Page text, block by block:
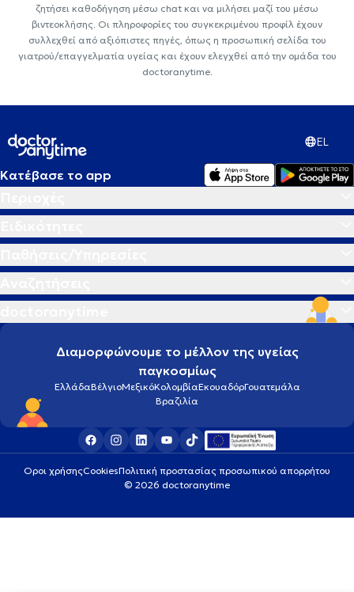
ζητήσει καθοδήγηση μέσω chat και να μιλήσει μαζί του μέσω
βιντεοκλήσης. Οι πληροφορίες του συγκεκριμένου προφίλ έχουν
συλλεχθεί από αξιόπιστες πηγές, όπως η προσωπική σελίδα του
γιατρού/επαγγελματία υγείας και έχουν ελεγχθεί από την ομάδα του
doctoranytime.
EL
Κατέβασε το app
Διαμορφώνουμε το μέλλον της υγείας
παγκοσμίως
ΕλλάδαΒέλγιοΜεξικόΚολομβίαΕκουαδόρΓουατεμάλα
Βραζιλία
Οροι χρήσηςCookiesΠολιτική προστασίας προσωπικού απορρήτου
© 2026 doctoranytime